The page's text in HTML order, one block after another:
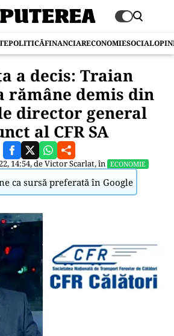
POLITICĂFINANCIARECONOMIESOCIAL
a decis: Traian
rămâne demis din
director general
al CFR SA
14:54, deVictor Scarlat, în ECONOMIE
ca sursă preferată în Google